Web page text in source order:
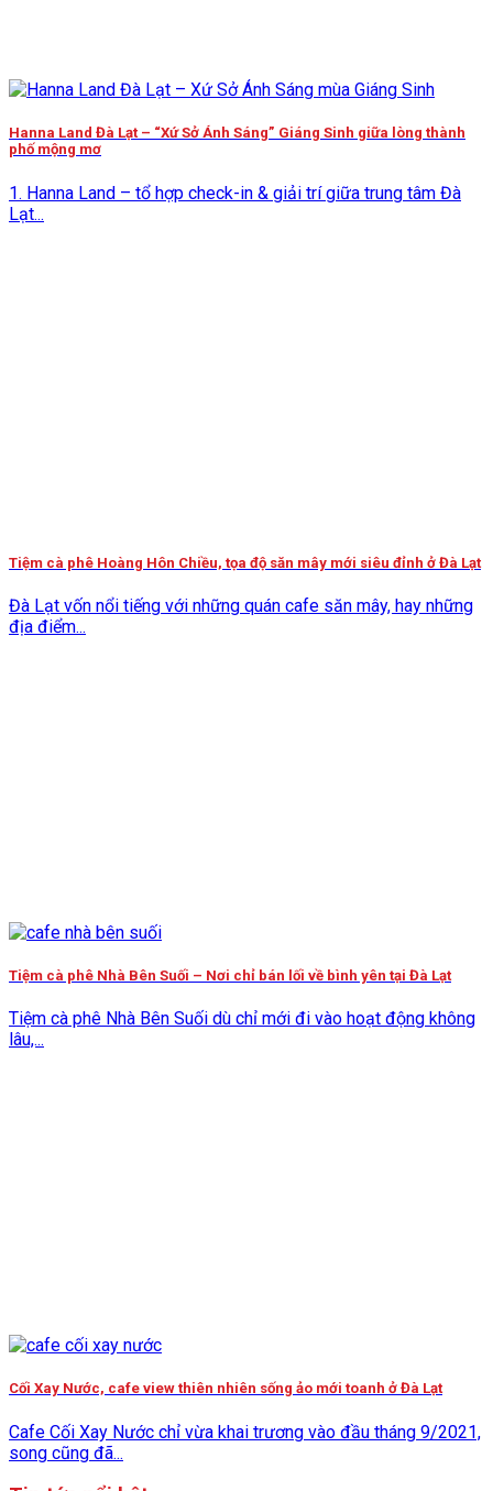
Hanna Land Đà Lạt – “Xứ Sở Ánh Sáng” Giáng Sinh giữa lòng thành
phố mộng mơ
1. Hanna Land – tổ hợp check-in & giải trí giữa trung tâm Đà
Lạt...
Tiệm cà phê Hoàng Hôn Chiều, tọa độ săn mây mới siêu đỉnh ở Đà Lạt
Đà Lạt vốn nổi tiếng với những quán cafe săn mây, hay những
địa điểm...
Tiệm cà phê Nhà Bên Suối – Nơi chỉ bán lối về bình yên tại Đà Lạt
Tiệm cà phê Nhà Bên Suối dù chỉ mới đi vào hoạt động không
lâu,...
Cối Xay Nước, cafe view thiên nhiên sống ảo mới toanh ở Đà Lạt
Cafe Cối Xay Nước chỉ vừa khai trương vào đầu tháng 9/2021,
song cũng đã...